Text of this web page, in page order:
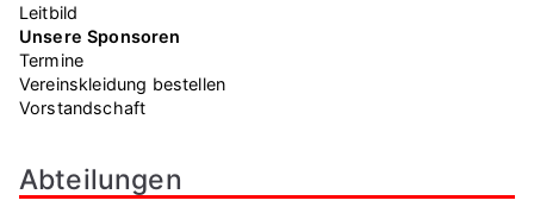
Leitbild
Unsere Sponsoren
Termine
Vereinskleidung bestellen
Vorstandschaft
Abteilungen